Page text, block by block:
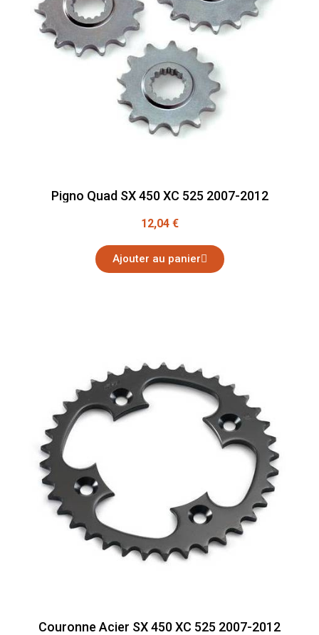
Pigno Quad SX 450 XC 525 2007-2012
12,04 €
Ajouter au panier
Couronne Acier SX 450 XC 525 2007-2012